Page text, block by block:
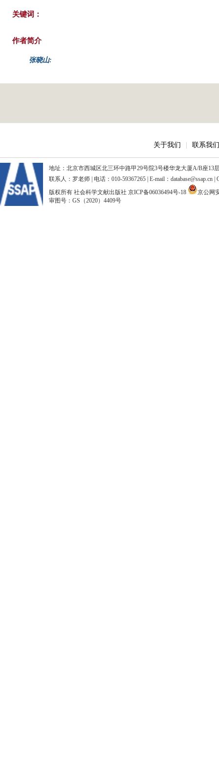
关键词：
作者简介
张晓山:
关于我们 联系我们
地址：北京市西城区北三环中路甲29号院3号楼华龙大厦A/B座13
联系人：罗老师 | 电话：010-59367265 | E-mail：database@ssap.cn
版权所有 社会科学文献出版社 京ICP备06036494号-18
京公网
审图号：GS（2020）4409号